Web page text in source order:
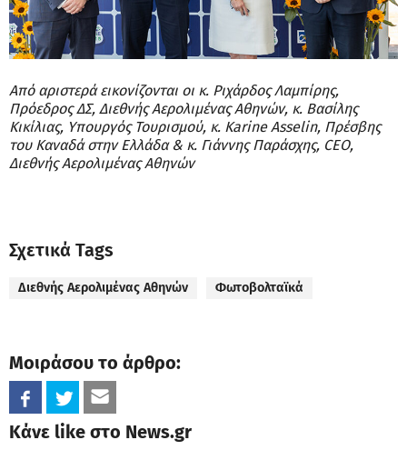
Από αριστερά εικονίζονται οι κ. Ριχάρδος Λαμπίρης,
Πρόεδρος ΔΣ, Διεθνής Αερολιμένας Αθηνών, κ. Βασίλης
Κικίλιας, Υπουργός Τουρισμού, κ. Karine Asselin, Πρέσβης
του Καναδά στην Ελλάδα & κ. Γιάννης Παράσχης, CEO,
Διεθνής Αερολιμένας Αθηνών
Σχετικά Tags
Διεθνής Αερολιμένας Αθηνών Φωτοβολταϊκά
Μοιράσου το άρθρο:
Κάνε like στο News.gr